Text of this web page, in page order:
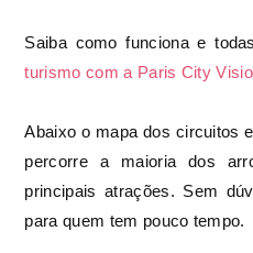
Saiba como funciona e
turismo com a Paris City
Abaixo o mapa dos circuitos
percorre a maioria dos
principais atrações. Sem
para quem tem pouco tempo.